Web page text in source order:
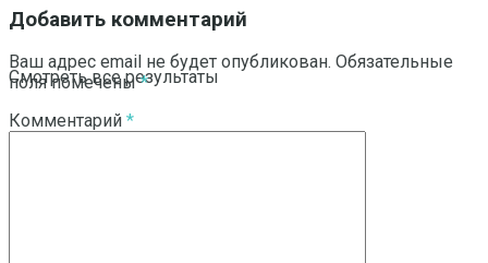
Смотреть все результаты
Добавить комментарий
Ваш адрес email не будет опубликован. Обязательные
поля помечены*
Комментарий *